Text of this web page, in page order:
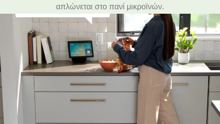
απλώνεται στο πανί μικροϊνών.